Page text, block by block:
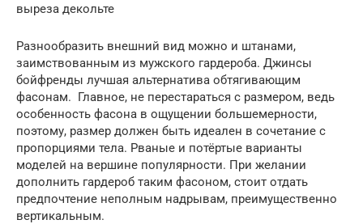
выреза декольте
Разнообразить внешний вид можно и штанами,
заимствованным из мужского гардероба. Джинсы
бойфренды лучшая альтернатива обтягивающим
фасонам. Главное, не перестараться с размером, ведь
особенность фасона в ощущении большемерности,
поэтому, размер должен быть идеален в сочетание с
пропорциями тела. Рваные и потёртые варианты
моделей на вершине популярности. При желании
дополнить гардероб таким фасоном, стоит отдать
предпочтение неполным надрывам, преимущественно
вертикальным.